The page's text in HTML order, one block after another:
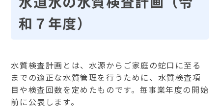
和７年度）
水質検査計画とは、水源からご家庭の蛇口に至る
までの適正な水質管理を行うために、水質検査項
目や検査回数を定めたものです。毎事業年度の開始
前に公表します。